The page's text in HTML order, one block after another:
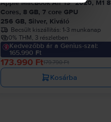
Apple MacBook Air 13″ 2020, M1 8
Cores, 8 GB, 7 core GPU
256 GB, Silver, Kiváló
Becsült kiszállítás: 1-3 munkanap
0% THM, 3 részletben
Kedvezőbb ár a Genius-szal:
165.990 Ft
173.990 Ft179.790 Ft
Kosárba